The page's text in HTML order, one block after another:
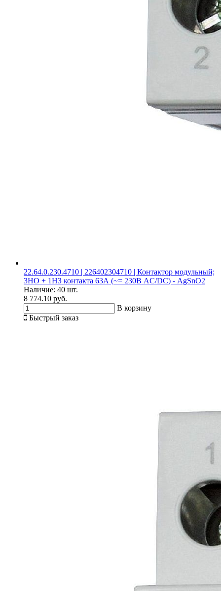
22.64.0.230.4710 | 226402304710 | Контактор модульный;
3НО + 1НЗ контакта 63А (~= 230В AC/DC) - AgSnO2
Наличие: 40 шт.
8 774.10 руб.
В корзину
Быстрый заказ